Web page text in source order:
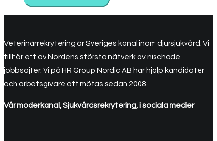
Veterinärrekrytering är Sveriges kanal inom djursjukvård. Vi
tillhör ett av Nordens största nätverk av nischade
jobbsajter. Vi på HR Group Nordic AB har hjälp kandidater
och arbetsgivare att mötas sedan 2008.
Vår moderkanal, Sjukvårdsrekrytering, i sociala medier